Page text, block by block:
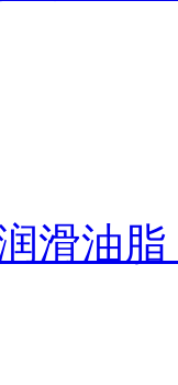
滑油脂